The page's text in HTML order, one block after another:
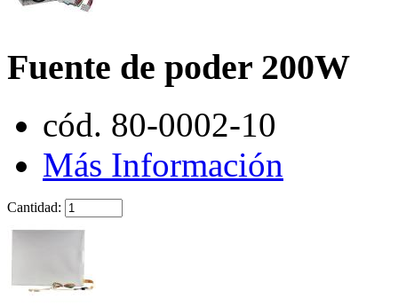
Fuente de poder 200W
cód. 80-0002-10
Más Información
Cantidad: